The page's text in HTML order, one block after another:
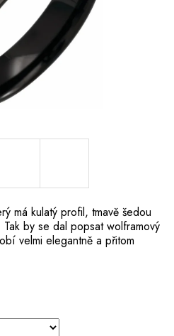
má kulatý profil, tmavě šedou
by se dal popsat wolframový
velmi elegantně a přitom